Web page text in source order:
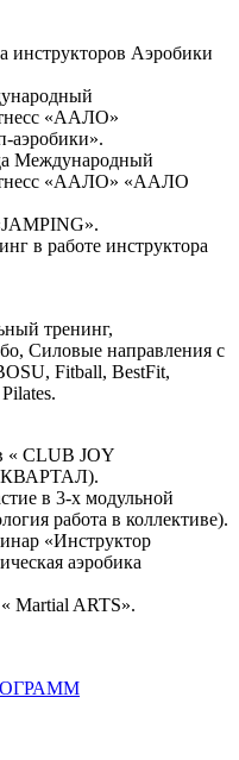
инструкторов Аэробики
«ААЛО»
аэробики».
Международный
«ААЛО» «ААЛО
в работе инструктора
тренинг,
Силовые направления с
Fitball, BestFit,
« CLUB JOY
в 3-х модульной
работа в коллективе).
«Инструктор
аэробика
Martial ARTS».